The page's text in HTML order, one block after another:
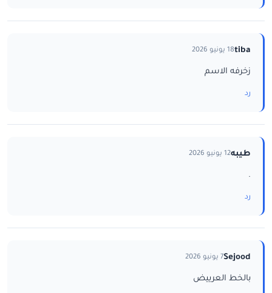
tiba18 يونيو 2026
زخرفه الاسم
رد
طيبه12 يونيو 2026
.
رد
Sejood7 يونيو 2026
بالخط العرييض